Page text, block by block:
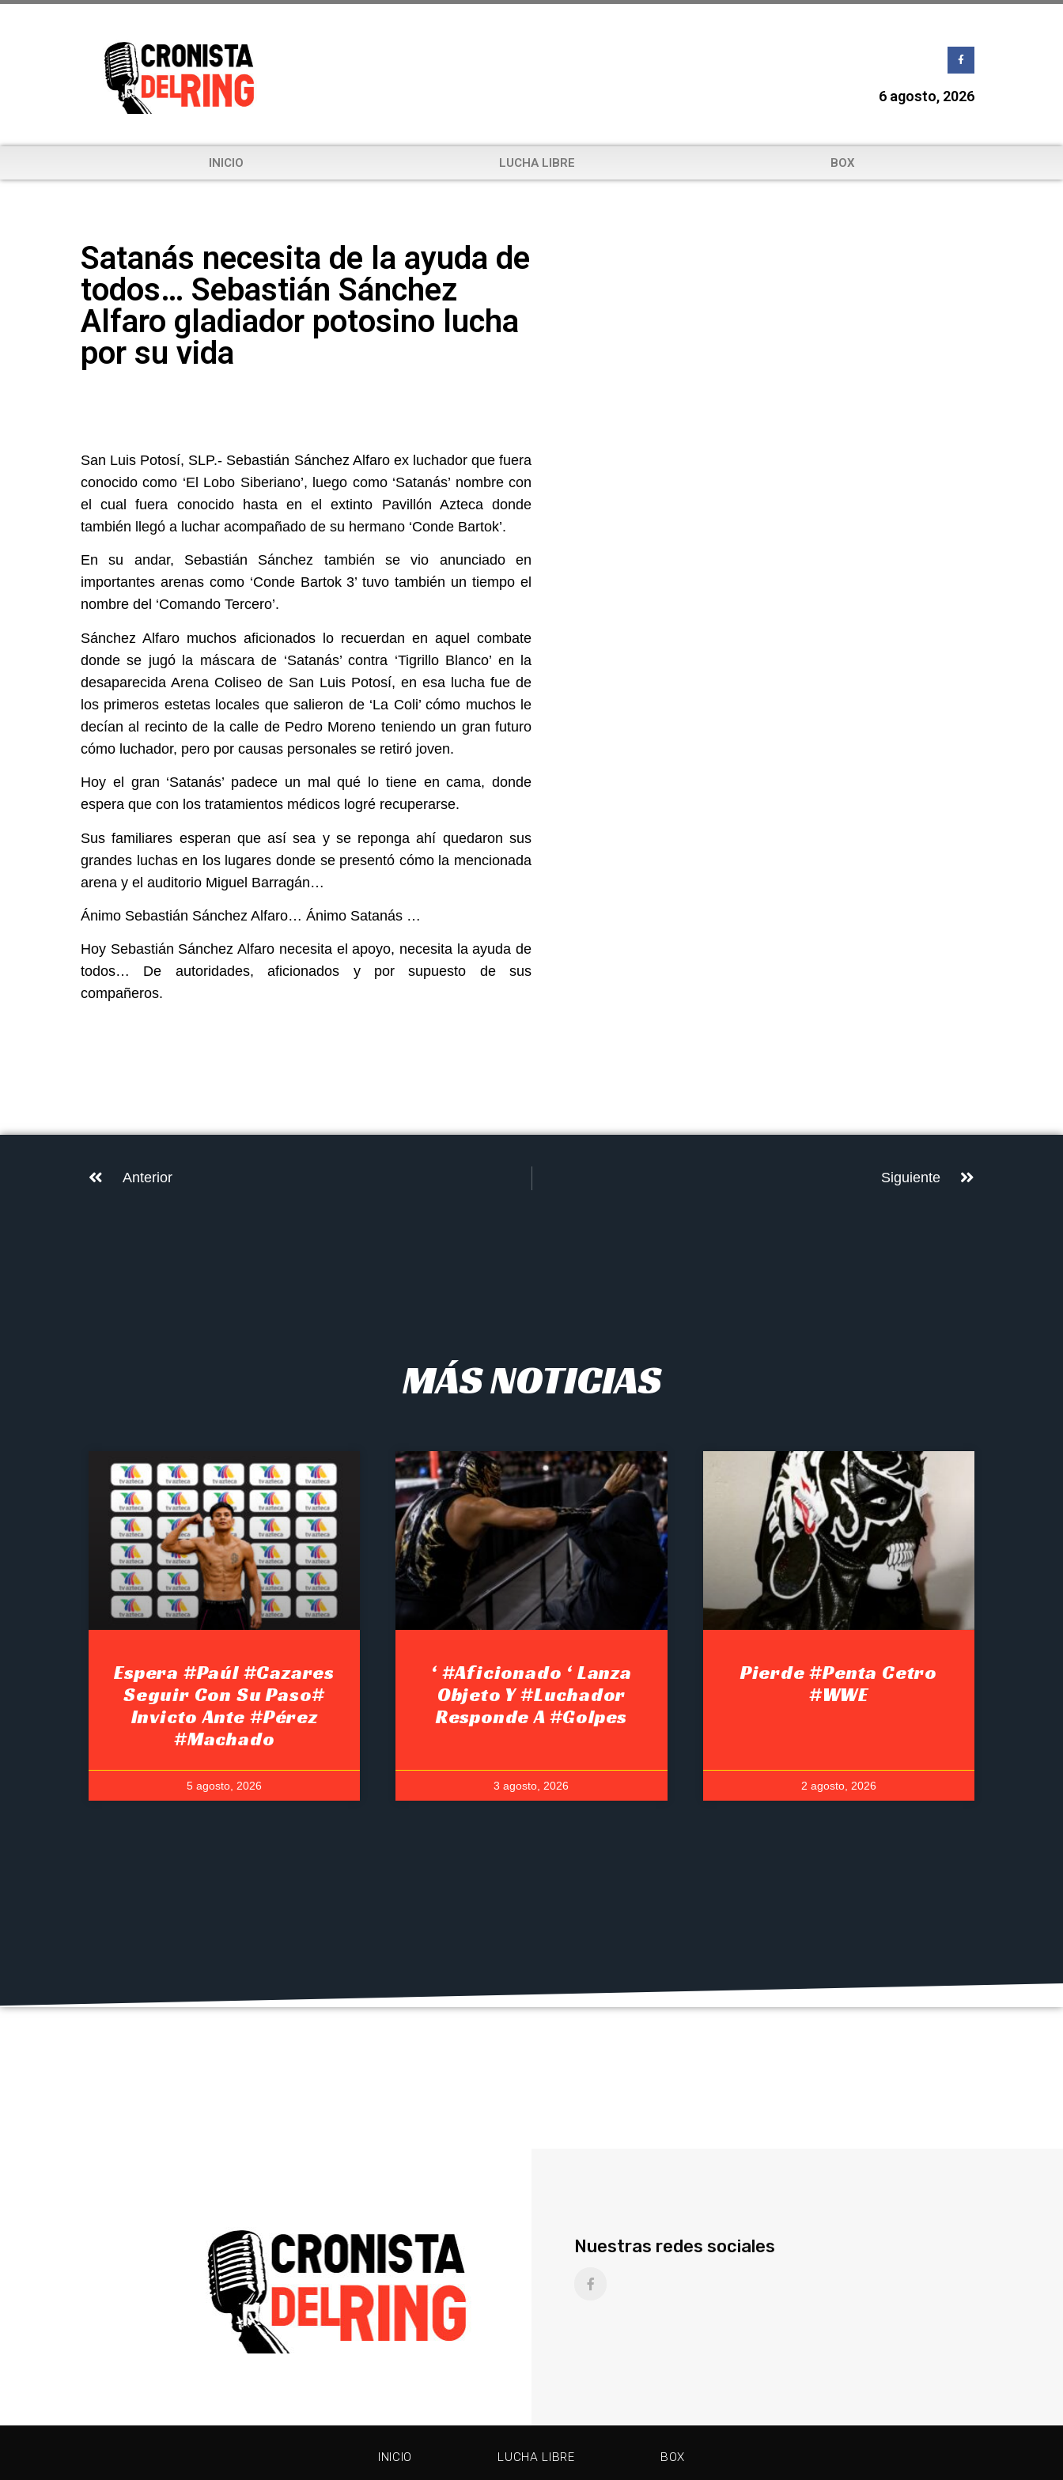
6 agosto, 2026
INICIO LUCHA LIBRE BOX
Satanás necesita de la ayuda de
todos… Sebastián Sánchez
Alfaro gladiador potosino lucha
por su vida
San Luis Potosí, SLP.- Sebastián Sánchez Alfaro ex luchador que fuera
conocido como ‘El Lobo Siberiano’, luego como ‘Satanás’ nombre con
el cual fuera conocido hasta en el extinto Pavillón Azteca donde
también llegó a luchar acompañado de su hermano ‘Conde Bartok’.
En su andar, Sebastián Sánchez también se vio anunciado en
importantes arenas como ‘Conde Bartok 3’ tuvo también un tiempo el
nombre del ‘Comando Tercero’.
Sánchez Alfaro muchos aficionados lo recuerdan en aquel combate
donde se jugó la máscara de ‘Satanás’ contra ‘Tigrillo Blanco’ en la
desaparecida Arena Coliseo de San Luis Potosí, en esa lucha fue de
los primeros estetas locales que salieron de ‘La Coli’ cómo muchos le
decían al recinto de la calle de Pedro Moreno teniendo un gran futuro
cómo luchador, pero por causas personales se retiró joven.
Hoy el gran ‘Satanás’ padece un mal qué lo tiene en cama, donde
espera que con los tratamientos médicos logré recuperarse.
Sus familiares esperan que así sea y se reponga ahí quedaron sus
grandes luchas en los lugares donde se presentó cómo la mencionada
arena y el auditorio Miguel Barragán…
Ánimo Sebastián Sánchez Alfaro… Ánimo Satanás …
Hoy Sebastián Sánchez Alfaro necesita el apoyo, necesita la ayuda de
todos… De autoridades, aficionados y por supuesto de sus
compañeros.
Anterior Siguiente
MÁS NOTICIAS
Espera #Paúl #Cazares
Seguir Con Su Paso#
Invicto Ante #Pérez
#Machado
5 agosto, 2026
‘ #Aficionado ‘ Lanza
Objeto Y #luchador
Responde A #golpes
3 agosto, 2026
Pierde #Penta Cetro
#WWE
2 agosto, 2026
Nuestras redes sociales
INICIO LUCHA LIBRE BOX